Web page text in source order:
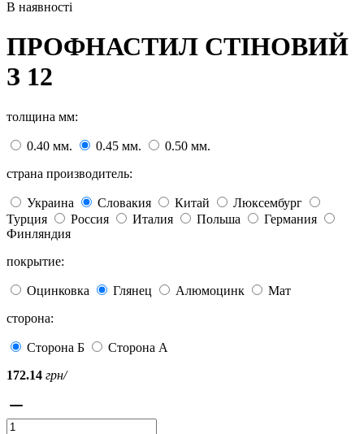
В наявності
ПРОФНАСТИЛ СТІНОВИЙ
З 12
толщина мм:
0.40 мм. 0.45 мм.
0.50 мм.
страна производитель:
Украина Словакия Китай
Люксембург
Турция
Россия Италия Польша
Германия
Финляндия
покрытие:
Оцинковка Глянец Алюмоцинк
Мат
сторона:
Сторона Б
Сторона А
172.14 грн/